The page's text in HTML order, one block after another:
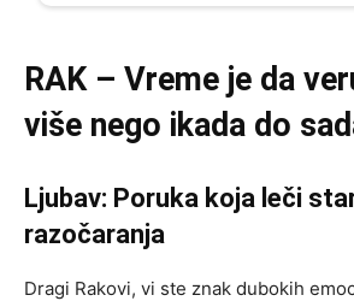
RAK – Vreme je da
više nego ikada do
Ljubav: Poruka koja leči
razočaranja
Dragi Rakovi, vi ste znak dubokih